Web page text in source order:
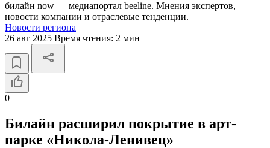
билайн now — медиапортал beeline. Мнения экспертов,
новости компании и отраслевые тенденции.
Новости региона
26 авг 2025 Время чтения: 2 мин
0
Билайн расширил покрытие в арт-
парке «Никола-Ленивец»